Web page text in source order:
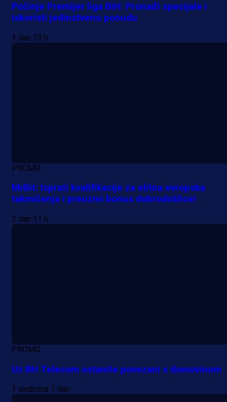
Počinje Premijer liga BiH: Pronađi specijale i
iskoristi jedinstvenu ponudu
1 dan 13 h
PROMO
MrBit: Isprati kvalifikacije za elitna evropska
takmičenja i preuzmi bonus dobrodošlice!
2 dan 11 h
PROMO
Uz BH Telecom ostanite povezani s domovinom
1 sedmica 1 dan